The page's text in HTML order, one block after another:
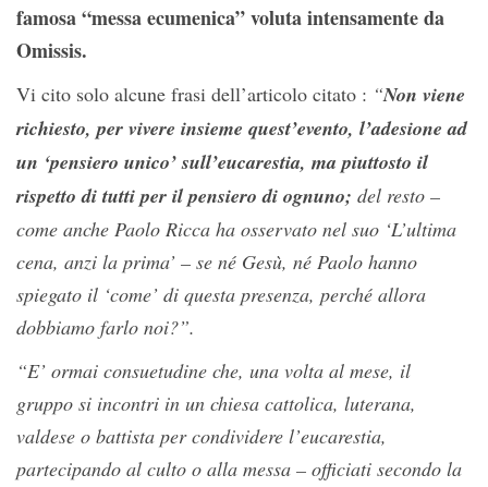
famosa “messa ecumenica” voluta intensamente da
Omissis.
Vi cito solo alcune frasi dell’articolo citato : “Non viene
richiesto, per vivere insieme quest’evento, l’adesione ad
un ‘pensiero unico’ sull’eucarestia, ma piuttosto il
rispetto di tutti per il pensiero di ognuno; del resto –
come anche Paolo Ricca ha osservato nel suo ‘L’ultima
cena, anzi la prima’ – se né Gesù, né Paolo hanno
spiegato il ‘come’ di questa presenza, perché allora
dobbiamo farlo noi?”.
“E’ ormai consuetudine che, una volta al mese, il
gruppo si incontri in un chiesa cattolica, luterana,
valdese o battista per condividere l’eucarestia,
partecipando al culto o alla messa – officiati secondo la